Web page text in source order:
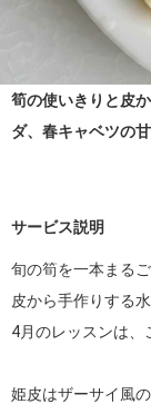
筍の使いきりと皮
ダ、春キャベツの
サービス説明
旬の筍を一本まるご
皮から手作りする水
4月のレッスンは、
姫皮はザーサイ風